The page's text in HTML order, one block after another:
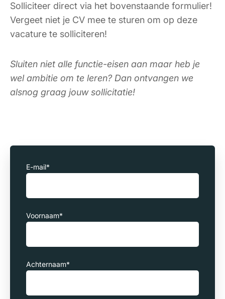
Solliciteer direct via het bovenstaande formulier!
Vergeet niet je CV mee te sturen om op deze
vacature te solliciteren!
Sluiten niet alle functie-eisen aan maar heb je
wel ambitie om te leren? Dan ontvangen we
alsnog graag jouw sollicitatie!
E-mail*
Voornaam*
Achternaam*